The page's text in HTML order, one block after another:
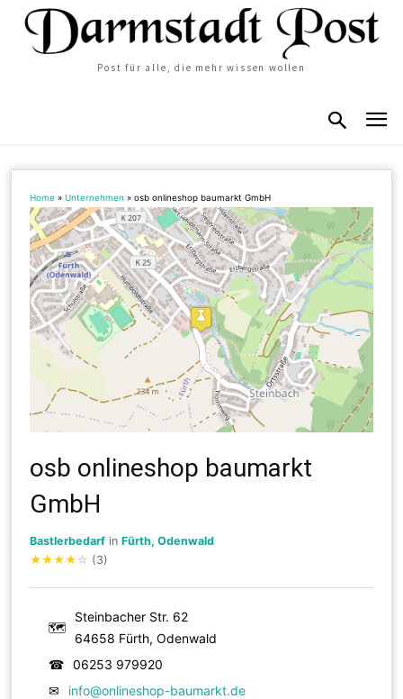
Post für alle, die mehr wissen wollen
Home »Unternehmen »osb onlineshop baumarkt GmbH
osb onlineshop baumarkt
GmbH
Bastlerbedarf inFürth, Odenwald
★★★★ ☆ (3)
🗺
Steinbacher Str. 62
64658 Fürth, Odenwald
☎
06253 979920
✉
info@onlineshop-baumarkt.de